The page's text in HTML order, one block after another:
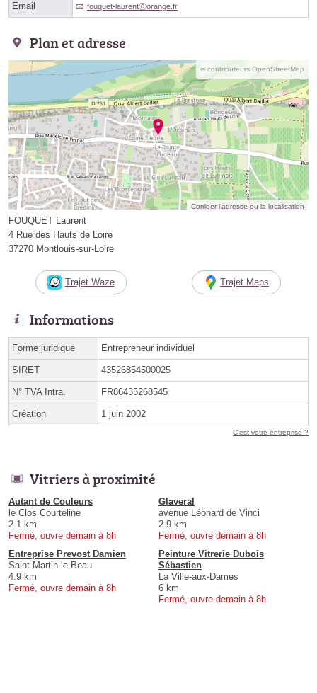
Email fouquet-laurentⓐorange.fr
Plan et adresse
© contributeurs OpenStreetMap
Corriger l’adresse ou la localisation
FOUQUET Laurent
4 Rue des Hauts de Loire
37270 Montlouis-sur-Loire
Trajet Waze Trajet Maps
Informations
Forme juridique Entrepreneur individuel
SIRET 43526854500025
N° TVA Intra. FR86435268545
Création 1 juin 2002
C'est votre entreprise ?
Vitriers à proximité
Autant de Couleurs
le Clos Courteline
2.1 km
Fermé, ouvre demain à 8h
Glaveral
avenue Léonard de Vinci
2.9 km
Fermé, ouvre demain à 8h
Entreprise Prevost Damien
Saint-Martin-le-Beau
4.9 km
Fermé, ouvre demain à 8h
Peinture Vitrerie Dubois
Sébastien
La Ville-aux-Dames
6 km
Fermé, ouvre demain à 8h